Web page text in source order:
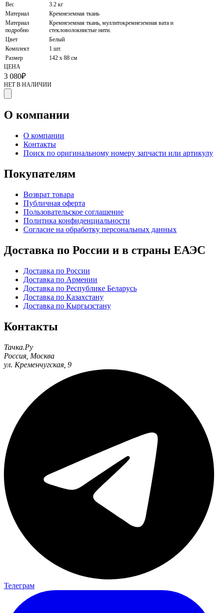
Вес
3.2 кг
Материал
Кремнеземная ткань
Материал
подробно
Кремнеземная ткань, муллитокремнеземная вата и
стекловолокнистые нити.
Цвет
Белый
Комплект
1 шт.
Размер
142 х 88 см
ЦЕНА
3 080₽
НЕТ В НАЛИЧИИ
О компании
О компании
Контакты
Поиск по оригинальному номеру запчасти или артикулу
Покупателям
Возврат товара
Публичная оферта
Пользовательское соглашение
Политика конфиденциальности
Согласие на обработку персональных данных
Доставка по России и в страны ЕАЭС
Доставка по России
Доставка по Армении
Доставка по Республике Беларусь
Доставка по Казахстану
Доставка по Кыргызстану
Контакты
Тачка.Ру
Россия Москва
ул. Кременчугская, 9
Телеграм